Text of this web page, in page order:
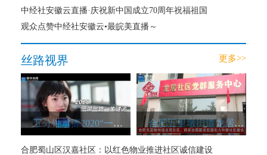
中经社安徽云直播·庆祝新中国成立70周年祝福祖国
观众点赞中经社安徽云•最皖美直播～
丝路视界 更多>>
五分钟掌握2020“一带一路”关键词 合肥五里墩街道龙居社区：商家志愿服务联盟助力和谐社区建设
合肥蜀山区汉嘉社区：以红色物业推进社区诚信建设